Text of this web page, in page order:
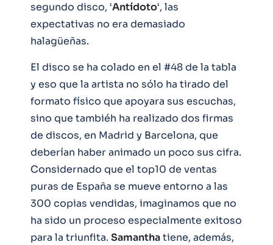
segundo disco, ‘Antídoto‘, las
expectativas no era demasiado
halagüeñas.
El disco se ha colado en el #48 de la tabla
y eso que la artista no sólo ha tirado del
formato físico que apoyara sus escuchas,
sino que tambiéh ha realizado dos firmas
de discos, en Madrid y Barcelona, que
deberían haber animado un poco sus cifra.
Considernado que el top10 de ventas
puras de España se mueve entorno a las
300 copias vendidas, imaginamos que no
ha sido un proceso especialmente exitoso
para la triunfita. Samanthatiene, además,